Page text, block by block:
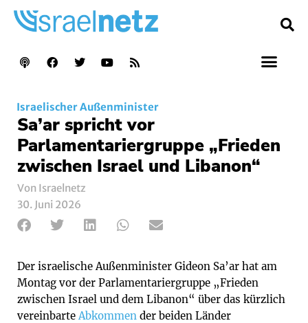
Israelischer Außenminister
Sa’ar spricht vor
Parlamentariergruppe „Frieden
zwischen Israel und Libanon“
Von Israelnetz
30. Juni 2026
Der israelische Außenminister Gideon Sa’ar hat am
Montag vor der Parlamentariergruppe „Frieden
zwischen Israel und dem Libanon“ über das kürzlich
vereinbarteAbkommen der beiden Länder